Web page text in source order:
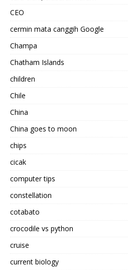
CEO
cermin mata canggih Google
Champa
Chatham Islands
children
Chile
China
China goes to moon
chips
cicak
computer tips
constellation
cotabato
crocodile vs python
cruise
current biology